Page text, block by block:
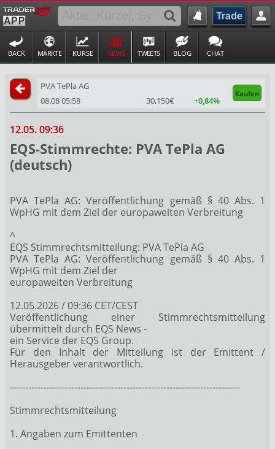
BACK MÄRKTE KURSE NEWS TWEETS BLOG CHAT
PVA TePla AG
Kaufen
08.08 05:58 30,150€ +0,84%
12.05. 09:36
EQS-Stimmrechte: PVA TePla AG
(deutsch)
PVA TePla AG: Veröffentlichung gemäß § 40 Abs. 1
WpHG mit dem Ziel der europaweiten Verbreitung
^
EQS Stimmrechtsmitteilung: PVA TePla AG
PVA TePla AG: Veröffentlichung gemäß § 40 Abs. 1
WpHG mit dem Ziel der
europaweiten Verbreitung
12.05.2026 / 09:36 CET/CEST
Veröffentlichung einer Stimmrechtsmitteilung
übermittelt durch EQS News -
ein Service der EQS Group.
Für den Inhalt der Mitteilung ist der Emittent /
Herausgeber verantwortlich.
---------------------------------------------------------------------------
Stimmrechtsmitteilung
1. Angaben zum Emittenten